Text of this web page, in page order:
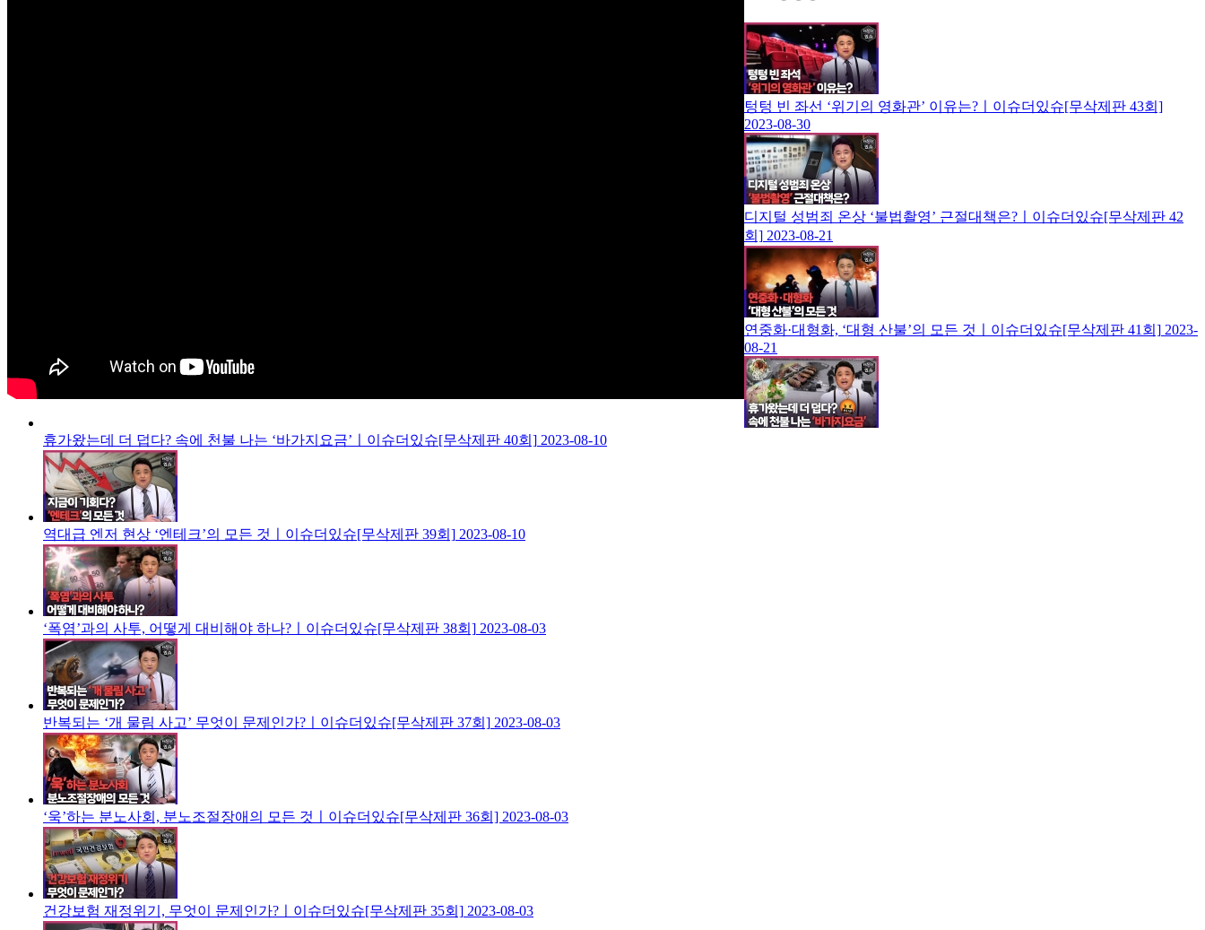
텅텅 빈 좌선 ‘위기의 영화관’ 이유는?ㅣ이슈더있슈[무삭제판 43회]
2023-08-30
디지털 성범죄 온상 ‘불법촬영’ 근절대책은?ㅣ이슈더있슈[무삭제판 42
회] 2023-08-21
연중화·대형화, ‘대형 산불’의 모든 것ㅣ이슈더있슈[무삭제판 41회] 2023-
08-21
휴가왔는데 더 덥다? 속에 천불 나는 ‘바가지요금’ㅣ이슈더있슈[무삭제판 40회] 2023-08-10
역대급 엔저 현상 ‘엔테크’의 모든 것ㅣ이슈더있슈[무삭제판 39회] 2023-08-10
‘폭염’과의 사투, 어떻게 대비해야 하나?ㅣ이슈더있슈[무삭제판 38회] 2023-08-03
반복되는 ‘개 물림 사고’ 무엇이 문제인가?ㅣ이슈더있슈[무삭제판 37회] 2023-08-03
‘욱’하는 분노사회, 분노조절장애의 모든 것ㅣ이슈더있슈[무삭제판 36회] 2023-08-03
건강보험 재정위기, 무엇이 문제인가?ㅣ이슈더있슈[무삭제판 35회] 2023-08-03